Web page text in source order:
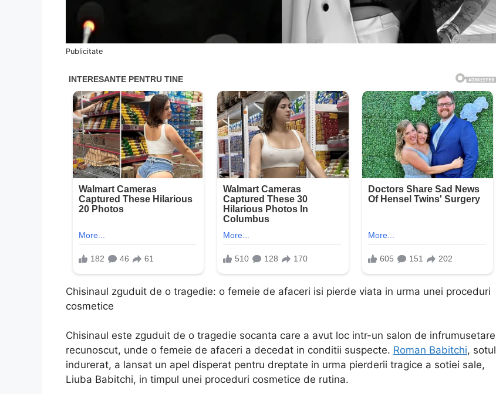
Publicitate
Chisinaul zguduit de o tragedie: o femeie de afaceri isi pierde viata in urma unei proceduri
cosmetice
Chisinaul este zguduit de o tragedie socanta care a avut loc intr-un salon de infrumusetare
recunoscut, unde o femeie de afaceri a decedat in conditii suspecte. Roman Babitchi, sotul
indurerat, a lansat un apel disperat pentru dreptate in urma pierderii tragice a sotiei sale,
Liuba Babitchi, in timpul unei proceduri cosmetice de rutina.